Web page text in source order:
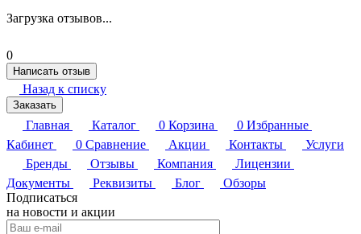
Загрузка отзывов...
0
Написать отзыв
Назад к списку
Заказать
Главная Каталог 0 Корзина 0 Избранные
Кабинет
0 Сравнение Акции Контакты
Услуги
Бренды
Отзывы Компания
Лицензии
Документы
Реквизиты Блог
Обзоры
Подписаться
на новости и акции